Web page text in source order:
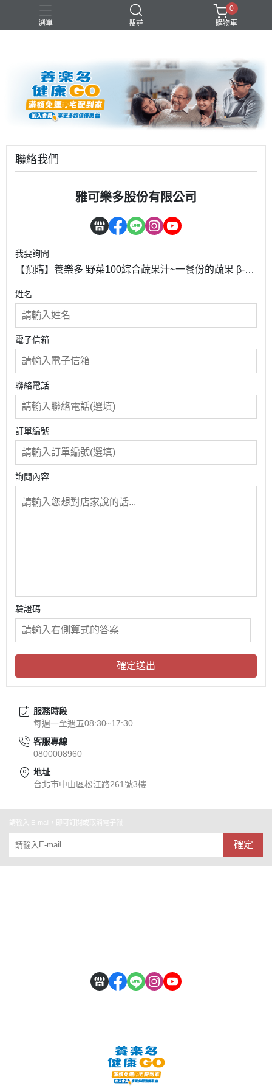
選單 搜尋
優酪乳 益生菌 養樂多 高級鮮乳
0
購物車
聯絡我們
雅可樂多股份有限公司
我要詢問
【預購】養樂多 野菜100綜合蔬果汁~一餐份的蔬果 β-胡
姓名
電子信箱
聯絡電話
訂單編號
詢問內容
驗證碼
確定送出
服務時段
每週一至週五08:30~17:30
客服專線
0800008960
地址
台北市中山區松江路261號3樓
請輸入 E-mail，即可訂閱或取消電子報
確定